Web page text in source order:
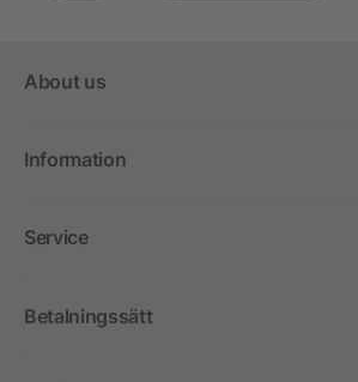
About us
Information
Service
Betalningssätt